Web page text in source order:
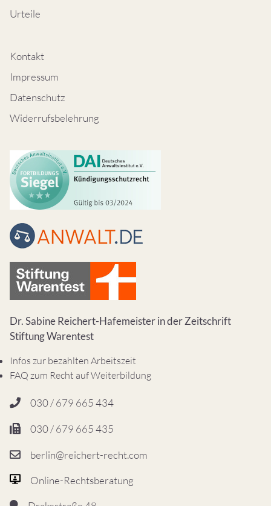
Urteile
Kontakt
Impressum
Datenschutz
Widerrufsbelehrung
Dr. Sabine Reichert-Hafemeister in der Zeitschrift
Stiftung Warentest
Infos zur bezahlten Arbeitszeit
FAQ zum Recht auf Weiterbildung
030 / 679 665 434
030 / 679 665 435
berlin@reichert-recht.com
Online-Rechtsberatung